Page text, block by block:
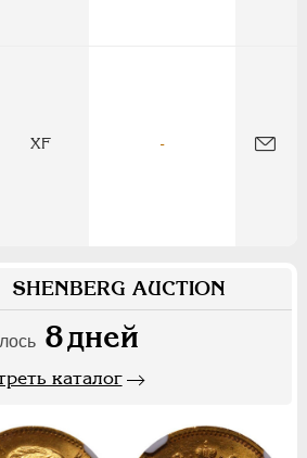
XF -
SHENBERG AUCTION
8дней
каталог